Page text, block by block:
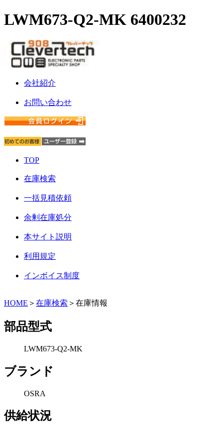
LWM673-Q2-MK 6400232
会社紹介
お問い合わせ
TOP
在庫検索
一括見積依頼
余剰在庫処分
本サイト説明
利用規定
インボイス制度
HOME ＞ 在庫検索 ＞在庫情報
部品型式
LWM673-Q2-MK
ブランド
OSRA
供給状況